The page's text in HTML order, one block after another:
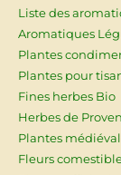
Liste des
Aromatiques
Plantes
Plantes pour
Fines herbes Bio
Herbes de
Plantes
Fleurs